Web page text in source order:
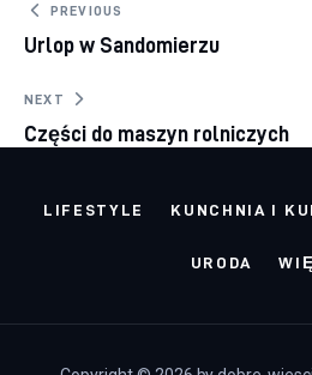
Nawigacja wpisu
PREVIOUS
Urlop w Sandomierzu
NEXT
Części do maszyn rolniczych
LIFESTYLE KUNCHNIA I
URODA